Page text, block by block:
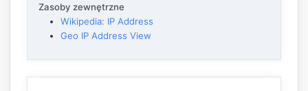
Zasoby zewnętrzne
Wikipedia: IP Address
Geo IP Address View